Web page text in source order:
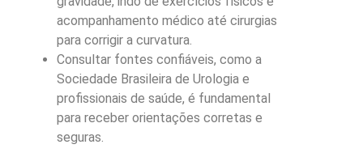
acompanhamento médico até cirurgias
para corrigir a curvatura.
Consultar fontes confiáveis, como a
Sociedade Brasileira de Urologia e
profissionais de saúde, é fundamental
para receber orientações corretas e
seguras.